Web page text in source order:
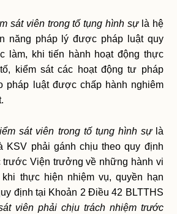
sát viên trong tố tụng hình sự là hệ
năng pháp lý được pháp luật quy
làm, khi tiến hành hoạt động thực
kiểm sát các hoạt động tư pháp
pháp luật được chấp hành nghiêm
sát viên trong tố tụng hình sựlà
KSV phải gánh chịu theo quy định
trước Viện trưởng về những hành vi
thực hiện nhiệm vụ, quyền hạn
định tại Khoản 2 Điều 42 BLTTHS
viên phải chịu trách nhiệm trước